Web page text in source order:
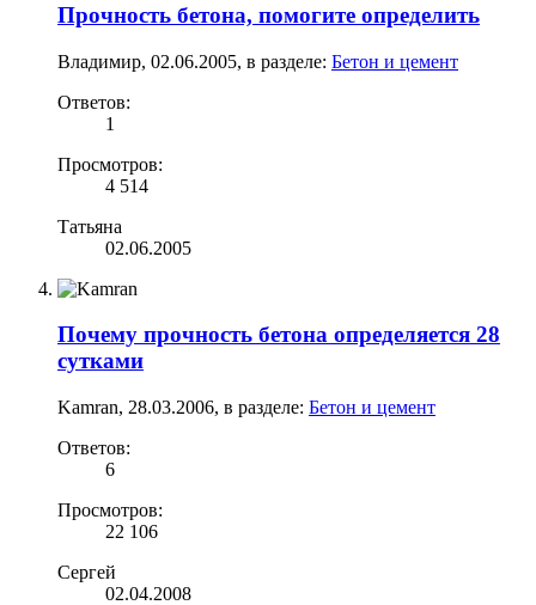
Прочность бетона, помогите определить
Владимир, 02.06.2005, в разделе: Бетон и цемент
Ответов:
1
Просмотров:
4 514
Татьяна
02.06.2005
Почему прочность бетона определяется 28
сутками
Kamran, 28.03.2006, в разделе: Бетон и цемент
Ответов:
6
Просмотров:
22 106
Сергей
02.04.2008